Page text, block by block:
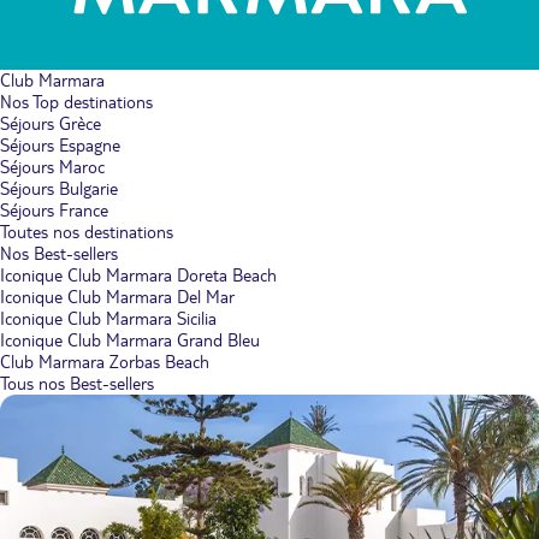
Club Marmara
Nos Top destinations
Séjours Grèce
Séjours Espagne
Séjours Maroc
Séjours Bulgarie
Séjours France
Toutes nos destinations
Nos Best-sellers
Iconique Club Marmara Doreta Beach
Iconique Club Marmara Del Mar
Iconique Club Marmara Sicilia
Iconique Club Marmara Grand Bleu
Club Marmara Zorbas Beach
Tous nos Best-sellers